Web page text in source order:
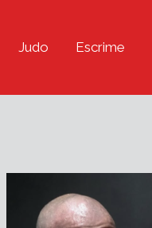
Judo Escrime